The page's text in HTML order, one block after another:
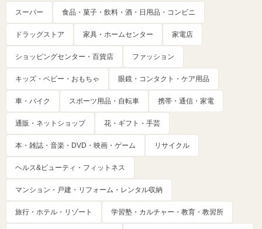
スーパー 食品・菓子・飲料・酒・日用品・コンビニ
ドラッグストア 家具・ホームセンター 家電店
ショッピングセンター・百貨店 ファッション
キッズ・ベビー・おもちゃ 眼鏡・コンタクト・ケア用品
車・バイク スポーツ用品・自転車 携帯・通信・家電
通販・ネットショップ 花・ギフト・手芸
本・雑誌・音楽・DVD・映画・ゲーム リサイクル
ヘルス&ビューティ・フィットネス
マンション・戸建・リフォーム・レンタル収納
旅行・ホテル・リゾート 学習塾・カルチャー・教育・教習所